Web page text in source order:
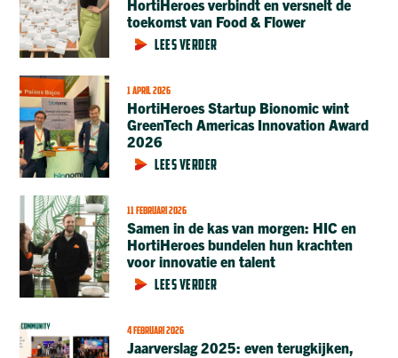
HortiHeroes verbindt en versnelt de
toekomst van Food & Flower
LEES VERDER
1 APRIL 2026
HortiHeroes Startup Bionomic wint
GreenTech Americas Innovation Award
2026
LEES VERDER
11 FEBRUARI 2026
Samen in de kas van morgen: HIC en
HortiHeroes bundelen hun krachten
voor innovatie en talent
LEES VERDER
4 FEBRUARI 2026
Jaarverslag 2025: even terugkijken,